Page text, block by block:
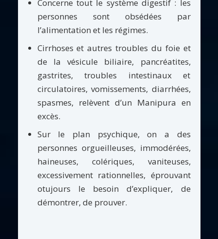
Concerne tout le système digestif : les
personnes sont obsédées par
l’alimentation et les régimes.
Cirrhoses et autres troubles du foie et
de la vésicule biliaire, pancréatites,
gastrites, troubles intestinaux et
circulatoires, vomissements, diarrhées,
spasmes, relèvent d’un Manipura en
excès.
Sur le plan psychique, on a des
personnes orgueilleuses, immodérées,
haineuses, colériques, vaniteuses,
excessivement rationnelles, éprouvant
otujours le besoin d’expliquer, de
démontrer, de prouver.